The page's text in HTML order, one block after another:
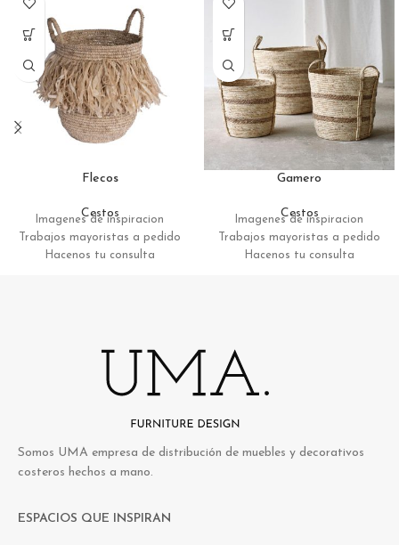
Flecos
Cestos
Imagenes de inspiracion
Trabajos mayoristas a pedido
Hacenos tu consulta
Gamero
Cestos
Imagenes de inspiracion
Trabajos mayoristas a pedido
Hacenos tu consulta
Somos UMA empresa de distribución de muebles y decorativos
costeros hechos a mano.
ESPACIOS QUE INSPIRAN